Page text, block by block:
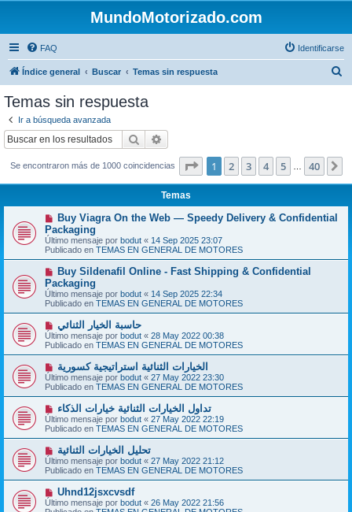
MundoMotorizado.com
FAQ Identificarse
Índice general Buscar Temas sin respuesta
Temas sin respuesta
Ir a búsqueda avanzada
Buscar
Se encontraron más de 1000 coincidencias Página de 40
1 2 3 4 5 40
Temas
N
e
v
o
m
n
s
a
Buy Viagra On the Web — Speedy Delivery & Confidential
Packaging
Último mensaje por bodut « 14 Sep 2025 23:07
Publicado en TEMAS EN GENERAL DE MOTORES
N
e
v
o
m
e
n
s
a
e
Buy Sildenafil Online - Fast Shipping & Confidential
Packaging
Último mensaje por bodut « 14 Sep 2025 22:34
Publicado en TEMAS EN GENERAL DE MOTORES
u
e
v
m
e
n
s
a
j
e
حاسبة الخيار الثنائي
Último mensaje por bodut « 28 May 2022 00:38
Publicado en TEMAS EN GENERAL DE MOTORES
N
u
e
v
m
e
n
s
a
j
e
الخيارات الثنائية استراتيجية كسورية
Último mensaje por bodut « 27 May 2022 23:30
Publicado en TEMAS EN GENERAL DE MOTORES
N
u
e
v
m
e
n
s
a
j
e
تداول الخيارات الثنائية خيارات الذكاء
Último mensaje por bodut « 27 May 2022 22:19
Publicado en TEMAS EN GENERAL DE MOTORES
N
u
e
v
o
m
e
تحليل الخيارات الثنائية
Último mensaje por bodut « 27 May 2022 21:12
Publicado en TEMAS EN GENERAL DE MOTORES
N
u
e
Uhnd12jsxcvsdf
Último mensaje por bodut « 26 May 2022 21:56